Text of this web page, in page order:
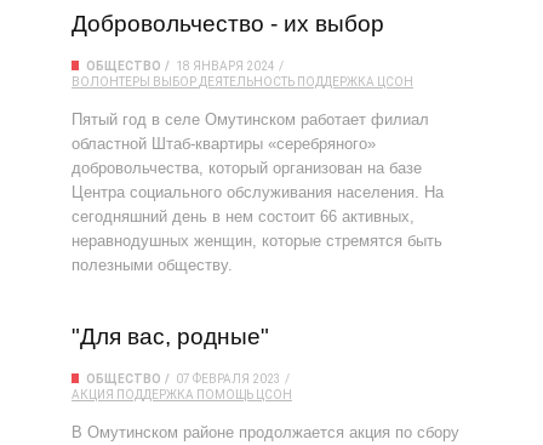
Добровольчество - их выбор
ОБЩЕСТВО
18 ЯНВАРЯ 2024
ВОЛОНТЕРЫ
ВЫБОР ДЕЯТЕЛЬНОСТЬ ПОДДЕРЖКА ЦСОН
Пятый год в селе Омутинском работает филиал
областной Штаб-квартиры «серебряного»
добровольчества, который организован на базе
Центра социального обслуживания населения. На
сегодняшний день в нем состоит 66 активных,
неравнодушных женщин, которые стремятся быть
полезными обществу.
"Для вас, родные"
ОБЩЕСТВО
07 ФЕВРАЛЯ 2023
АКЦИЯ ПОДДЕРЖКА ПОМОЩЬ ЦСОН
В Омутинском районе продолжается акция по сбору